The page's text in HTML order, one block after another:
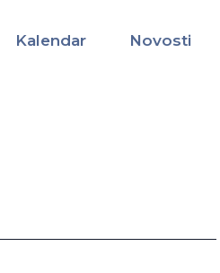
Kalendar Novosti